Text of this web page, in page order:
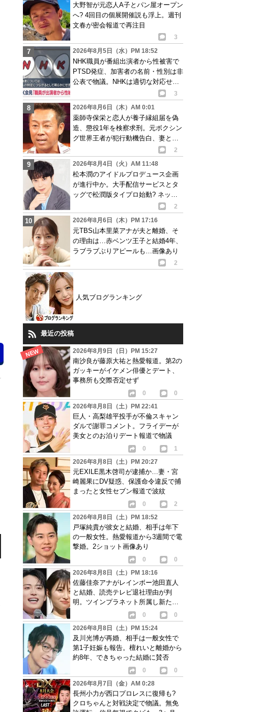
大野智が元恋人A子とパン屋オープン
へ? 4回目の個展開催説も浮上。週刊
文春が密会報道で再注目
3
2026年8月5日（水）PM 18:52
NHK職員が番組出演者から性被害で
PTSD発症、加害者の名前・性別は非
公表で物議。NHKは適切な対応せず
3
2026年8月6日（木）AM 0:01
薬師寺保栄と恋人が養子縁組届を偽
造、懲役1年を検察求刑。元ボクシン
グ世界王者が犯行動機告白、妻と離
2
2026年8月4日（火）AM 11:48
松本潤のアイドルプロデュース企画
が進行中か。大手配信サービスとタ
ッグで松潤版タイプロ始動? ネット
2
2026年8月6日（木）PM 17:16
元TBS山本里菜アナが夫と離婚、そ
の理由は…赤ベンツ王子と結婚4年、
ラブラブぶりアピールも…画像あり
2
人気ブログランキング
最近の投稿
2026年8月9日（日）PM 15:27
南沙良が藤原大祐と熱愛報道。第2の
ガッキーがイケメン俳優とデート、
事務所も交際否定せず
0
0
2026年8月8日（土）PM 22:41
巨人・高梨雄平投手が不倫スキャン
ダルで謝罪コメント。フライデーが
美女とのお泊りデート報道で物議
0
1
2026年8月8日（土）PM 20:27
元EXILE黒木啓司が逮捕か…妻・宮
崎麗果にDV疑惑、保護命令違反で捕
まったと女性セブン報道で波紋
0
2
2026年8月8日（土）PM 18:52
戸塚純貴が彼女と結婚、相手は年下
の一般女性。熱愛報道から3週間で電
撃婚。2ショット画像あり
0
0
2026年8月8日（土）PM 18:16
佐藤佳奈アナがレインボー池田直人
と結婚、読売テレビ退社理由が判
明。ツインプラネット所属し新たな
0
0
2026年8月8日（土）PM 15:24
及川光博が再婚、相手は一般女性で
第1子妊娠も報告。檀れいと離婚から
約8年、できちゃった結婚に賛否
0
0
2026年8月7日（金）AM 0:28
長州小力が西口プロレスに復帰も?
クロちゃんと対戦決定で物議。無免